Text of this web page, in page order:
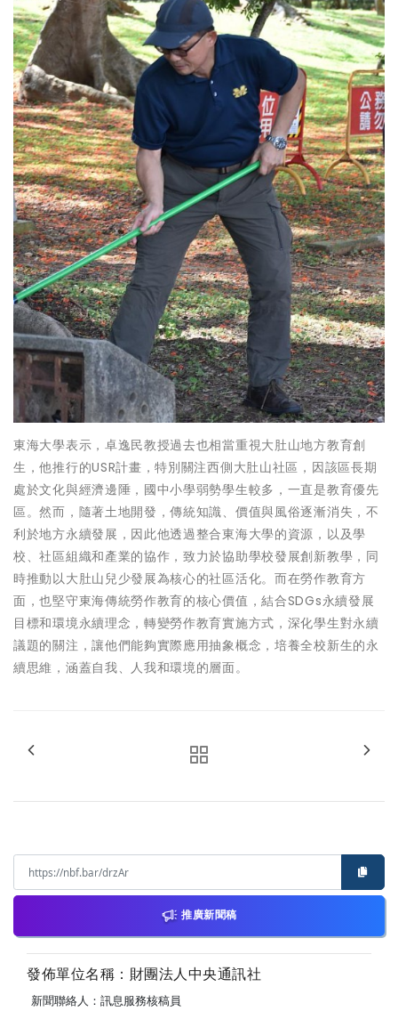
東海大學表示，卓逸民教授過去也相當重視大肚山地方教育創
生，他推行的USR計畫，特別關注西側大肚山社區，因該區長期
處於文化與經濟邊陲，國中小學弱勢學生較多，一直是教育優先
區。然而，隨著土地開發，傳統知識、價值與風俗逐漸消失，不
利於地方永續發展，因此他透過整合東海大學的資源，以及學
校、社區組織和產業的協作，致力於協助學校發展創新教學，同
時推動以大肚山兒少發展為核心的社區活化。而在勞作教育方
面，也堅守東海傳統勞作教育的核心價值，結合SDGs永續發展
目標和環境永續理念，轉變勞作教育實施方式，深化學生對永續
議題的關注，讓他們能夠實際應用抽象概念，培養全校新生的永
續思維，涵蓋自我、人我和環境的層面。
推廣新聞稿
發佈單位名稱：財團法人中央通訊社
新聞聯絡人：訊息服務核稿員